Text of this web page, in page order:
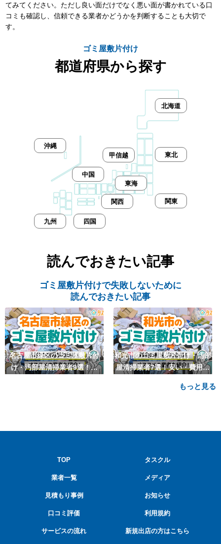
てみてください。ただし良い面だけでなく悪い面が書かれている口
コミも確認し、信頼できる業者かどうかを判断することも大切で
す。
ゴミ屋敷片付け
都道府県から探す
北海道
東北
甲信越
東海
関東
関西
中国
四国
九州
沖縄
読んでおきたい記事
ゴミ屋敷片付けで失敗しないために
読んでおきたい記事
名古屋市緑区のゴミ屋敷片付
け・汚部屋清掃業者9選！安
和光市のゴミ屋敷片付け・汚部
屋清掃業者7選！安い・費用相
もっと見る
TOP
業者一覧
見積もり事例
口コミ評価
サービスの流れ
タスクル
メディア
お知らせ
利用規約
新規出店の方はこちら